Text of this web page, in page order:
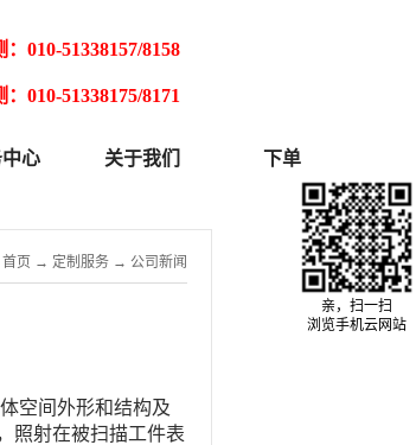
010-51338157/8158
010-51338175/8171
心 关于我们 下单
首页 → 定制服务 → 公司新闻
空间外形和结构及
照射在被扫描工件表
亲，扫一扫
浏览手机云网站